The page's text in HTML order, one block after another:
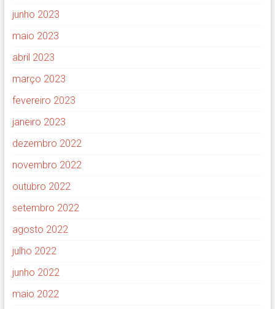
junho 2023
maio 2023
abril 2023
março 2023
fevereiro 2023
janeiro 2023
dezembro 2022
novembro 2022
outubro 2022
setembro 2022
agosto 2022
julho 2022
junho 2022
maio 2022